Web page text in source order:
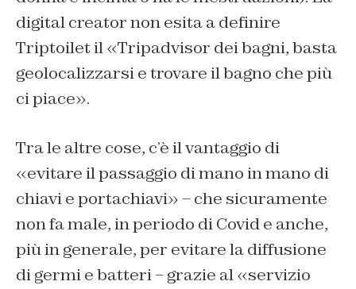
digital creator non esita a definire
Triptoilet il «Tripadvisor dei bagni, basta
geolocalizzarsi e trovare il bagno che più
ci piace».
Tra le altre cose, c’è il vantaggio di
«evitare il passaggio di mano in mano di
chiavi e portachiavi» – che sicuramente
non fa male, in periodo di Covid e anche,
più in generale, per evitare la diffusione
di germi e batteri – grazie al «servizio